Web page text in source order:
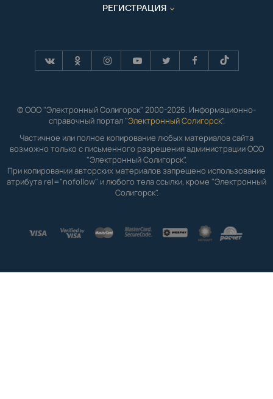
РЕГИСТРАЦИЯ
© ООО "Электронный Солигорск" 2000-2026. Информационно-
справочный портал "Электронный Солигорск".
Частичное или полное копирование любых материалов сайта
возможно только с письменного разрешения администрации ООО
"Электронный Солигорск".
При копировании авторских материалов запрещено использование
атрибута rel="nofollow" и любого тела ссылки, кроме "Электронный
Солигорск".